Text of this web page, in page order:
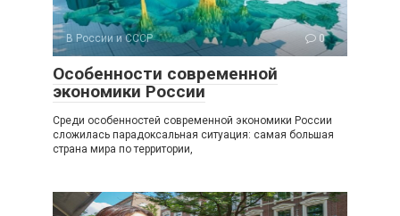
В России и СССР 0
Особенности современной
экономики России
Среди особенностей современной экономики России
сложилась парадоксальная ситуация: самая большая
страна мира по территории,